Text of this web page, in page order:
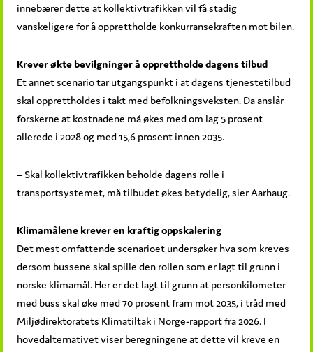
innebærer dette at kollektivtrafikken vil få stadig
vanskeligere for å opprettholde konkurransekraften mot bilen.
Krever økte bevilgninger å opprettholde dagens tilbud
Et annet scenario tar utgangspunkt i at dagens tjenestetilbud
skal opprettholdes i takt med befolkningsveksten. Da anslår
forskerne at kostnadene må økes med om lag 5 prosent
allerede i 2028 og med 15,6 prosent innen 2035.
– Skal kollektivtrafikken beholde dagens rolle i
transportsystemet, må tilbudet økes betydelig, sier Aarhaug.
Klimamålene krever en kraftig oppskalering
Det mest omfattende scenarioet undersøker hva som kreves
dersom bussene skal spille den rollen som er lagt til grunn i
norske klimamål. Her er det lagt til grunn at personkilometer
med buss skal øke med 70 prosent fram mot 2035, i tråd med
Miljødirektoratets Klimatiltak i Norge-rapport fra 2026. I
hovedalternativet viser beregningene at dette vil kreve en